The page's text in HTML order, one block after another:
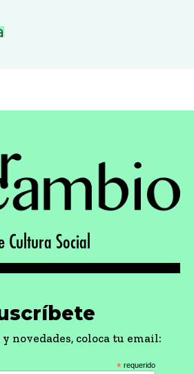
Cultura Social
novedades, coloca tu email:
* requerido